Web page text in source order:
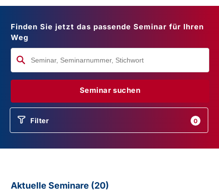
Finden Sie jetzt das passende Seminar für Ihren
Weg
Seminar suchen
Filter 0
Aktuelle Seminare (20)